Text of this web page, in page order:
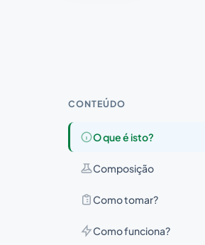
CONTEÚDO
O que é isto?
Composição
Como tomar?
Como funciona?